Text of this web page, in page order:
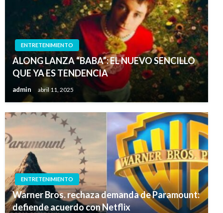
ENTRETENIMIENTO
ALONG LANZA “BABA”: EL NUEVO SENCILLO
QUE YA ES TENDENCIA
admin abril 11, 2025
ENTRETENIMIENTO
Warner Bros. rechaza demanda de Paramount:
defiende acuerdo con Netflix